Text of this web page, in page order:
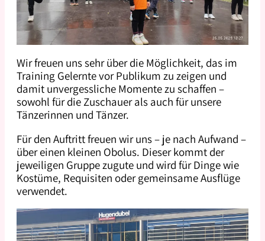
Wir freuen uns sehr über die Möglichkeit, das im
Training Gelernte vor Publikum zu zeigen und
damit unvergessliche Momente zu schaffen –
sowohl für die Zuschauer als auch für unsere
Tänzerinnen und Tänzer.
Für den Auftritt freuen wir uns – je nach Aufwand –
über einen kleinen Obolus. Dieser kommt der
jeweiligen Gruppe zugute und wird für Dinge wie
Kostüme, Requisiten oder gemeinsame Ausflüge
verwendet.